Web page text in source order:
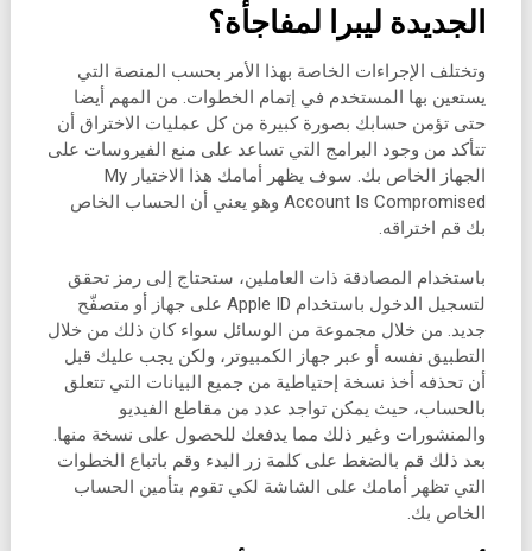
الجديدة ليبرا لمفاجأة؟
وتختلف الإجراءات الخاصة بهذا الأمر بحسب المنصة التي
يستعين بها المستخدم في إتمام الخطوات. من المهم أيضا
حتى تؤمن حسابك بصورة كبيرة من كل عمليات الاختراق أن
تتأكد من وجود البرامج التي تساعد على منع الفيروسات على
الجهاز الخاص بك. سوف يظهر أمامك هذا الاختيار My
Account Is Compromised وهو يعني أن الحساب الخاص
بك قم اختراقه.
باستخدام المصادقة ذات العاملين، ستحتاج إلى رمز تحقق
لتسجيل الدخول باستخدام Apple ID على جهاز أو متصفّح
جديد. من خلال مجموعة من الوسائل سواء كان ذلك من خلال
التطبيق نفسه أو عبر جهاز الكمبيوتر، ولكن يجب عليك قبل
أن تحذفه أخذ نسخة إحتياطية من جميع البيانات التي تتعلق
بالحساب، حيث يمكن تواجد عدد من مقاطع الفيديو
والمنشورات وغير ذلك مما يدفعك للحصول على نسخة منها.
بعد ذلك قم بالضغط على كلمة زر البدء وقم باتباع الخطوات
التي تظهر أمامك على الشاشة لكي تقوم بتأمين الحساب
الخاص بك.